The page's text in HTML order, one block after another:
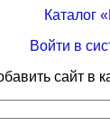
Каталог
Войти в
сайт в